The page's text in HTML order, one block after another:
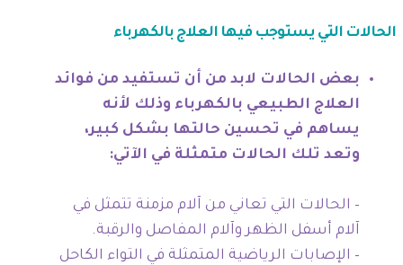
الحالات التي يستوجب فيها العلاج بالكهرباء
بعض الحالات لابد من أن تستفيد من فوائد
العلاج الطبيعي بالكهرباء وذلك لأنه
يساهم في تحسين حالتها بشكل كبير،
وتعد تلك الحالات متمثلة في الآتي:
– الحالات التي تعاني من آلام مزمنة تتمثل في
آلام أسفل الظهر وآلام المفاصل والرقبة.
– الإصابات الرياضية المتمثلة في التواء الكاحل